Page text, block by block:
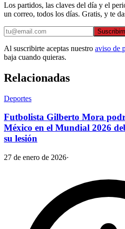
Los partidos, las claves del día y el
un correo, todos los días. Gratis, y te
Al suscribirte aceptas nuestro aviso de
baja cuando quieras.
Relacionadas
Deportes
Futbolista Gilberto Mora
México en el Mundial 2026
su lesión
27 de enero de 2026·